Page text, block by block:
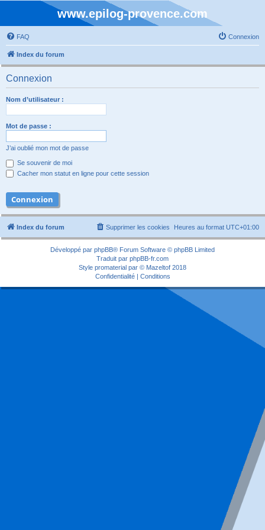
www.epilog-provence.com
FAQ Connexion
Index du forum
Connexion
Nom d’utilisateur :
Mot de passe :
J’ai oublié mon mot de passe
Se souvenir de moi
Cacher mon statut en ligne pour cette session
Index du forum Heures au format UTC+01:00
Supprimer les cookies
Développé par phpBB® Forum Software © phpBB Limited
Traduit par phpBB-fr.com
Style promaterial par © Mazeltof 2018
Confidentialité| Conditions